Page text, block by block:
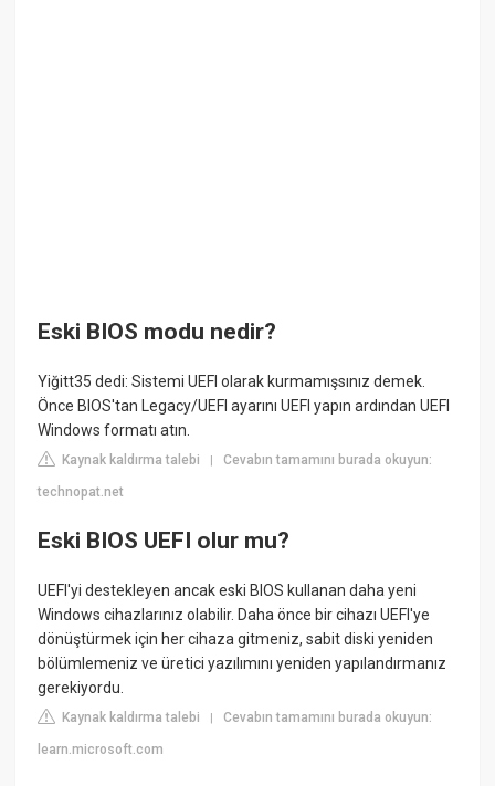
Eski BIOS modu nedir?
Yiğitt35 dedi: Sistemi UEFI olarak kurmamışsınız demek.
Önce BIOS'tan Legacy/UEFI ayarını UEFI yapın ardından UEFI
Windows formatı atın.
Kaynak kaldırma talebi |Cevabın tamamını burada okuyun:
technopat.net
Eski BIOS UEFI olur mu?
UEFI'yi destekleyen ancak eski BIOS kullanan daha yeni
Windows cihazlarınız olabilir. Daha önce bir cihazı UEFI'ye
dönüştürmek için her cihaza gitmeniz, sabit diski yeniden
bölümlemeniz ve üretici yazılımını yeniden yapılandırmanız
gerekiyordu.
Kaynak kaldırma talebi |Cevabın tamamını burada okuyun:
learn.microsoft.com